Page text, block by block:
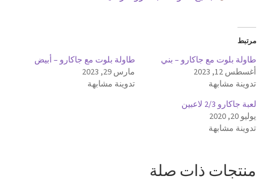
مرتبط
طاولة بلوت مع جاكارو – بني
أغسطس 12, 2023
تدوينة مشابهة
طاولة بلوت مع جاكارو – أبيض
مارس 29, 2023
تدوينة مشابهة
لعبة جاكارو 2/3 لاعبين
يوليو 20, 2020
تدوينة مشابهة
منتجات ذات صلة